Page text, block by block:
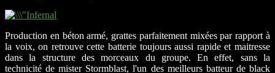
Production en béton armé, grattes parfaitement mixées par rapport à
la voix, on retrouve cette batterie toujours aussi rapide et maitresse
dans la structure des morceaux du groupe. En effet, sans la
technicité de mister Stormblast, l'un des meilleurs batteur de black